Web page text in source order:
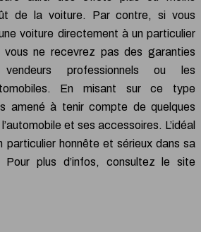
de la voiture. Par contre, si vous
voiture directement à un particulier
vous ne recevrez pas des garanties
professionnels ou les
En misant sur ce type
amené à tenir compte de quelques
et ses accessoires. L’idéal
particulier honnête et sérieux dans sa
plus d’infos, consultez le site